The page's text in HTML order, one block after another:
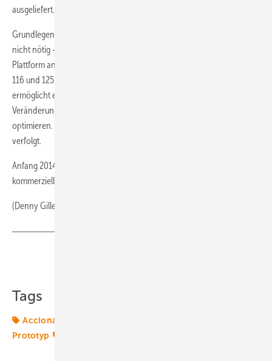
ausgeliefert.
Grundlegende Veränderungen waren bei der Konstruktion der Anlage
nicht nötig – Acciona hat die Turbine aufbauend auf der Drei-MW-
Plattform angepasst, die nun mit Rotordurchmessern von 100, 109,
116 und 125 Metern verfügbar sein wird. Die Plattformstrategie
ermöglicht es die Windenergieanlagen bei möglichst wenigen
Veränderungen am Grundkonzept für verschiedenste Standorte zu
optimieren. Das Konzept wird von allen großen Anlagenherstellern
verfolgt.
Anfang 2014, nach der Zertifizierung der AW 125/300, soll die
kommerzielle Auslieferung in Versionen mit 50 und 60 Hertz starten.
(Denny Gille)
Tags
Acciona
Prototyp